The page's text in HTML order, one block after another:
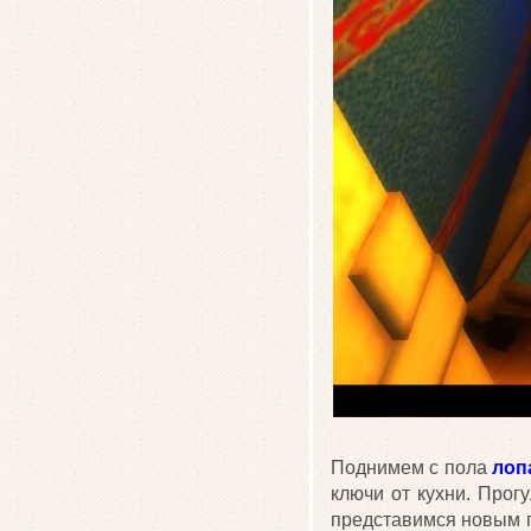
Поднимем с пола
ключи от кухни.
представимся новым